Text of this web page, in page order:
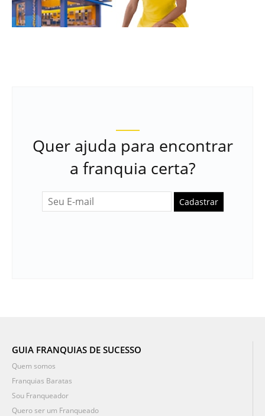
Quer ajuda para encontrar
a franquia certa?
Cadastrar
GUIA FRANQUIAS DE SUCESSO
Quem somos
Franquias Baratas
Sou Franqueador
Quero ser um Franqueado